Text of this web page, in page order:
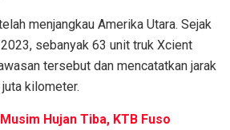
menjangkau Amerika Utara. Sejak
sebanyak 63 unit truk Xcient
tersebut dan mencatatkan jarak
kilometer.
Musim Hujan Tiba, KTB Fuso